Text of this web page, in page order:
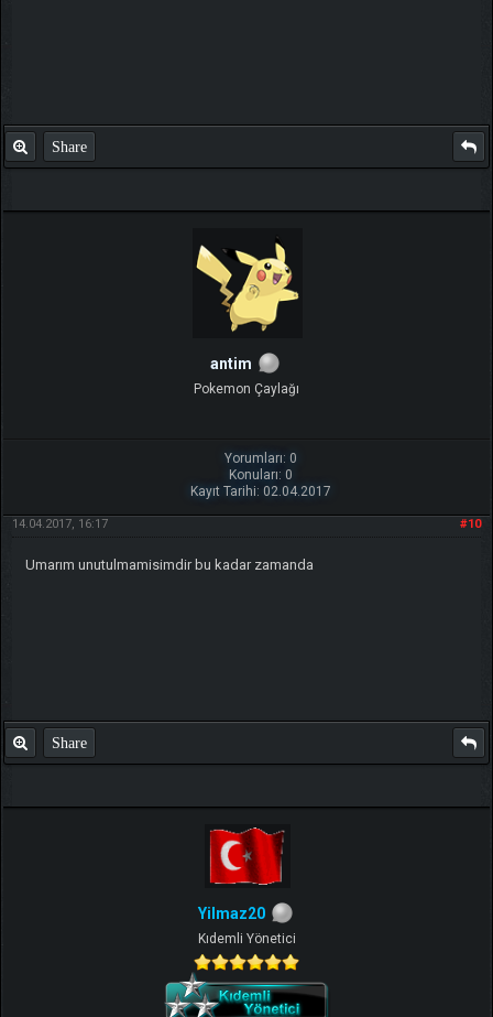
Share
antim
Pokemon Çaylağı
Yorumları: 0
Konuları: 0
Kayıt Tarihi: 02.04.2017
#10
14.04.2017, 16:17
Umarım unutulmamisimdir bu kadar zamanda
Share
Yilmaz20
Kıdemli Yönetici